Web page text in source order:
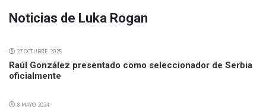
Noticias de Luka Rogan
27 OCTUBRE 2025
Raúl González presentado como seleccionador de Serbia
oficialmente
8 MAYO 2024